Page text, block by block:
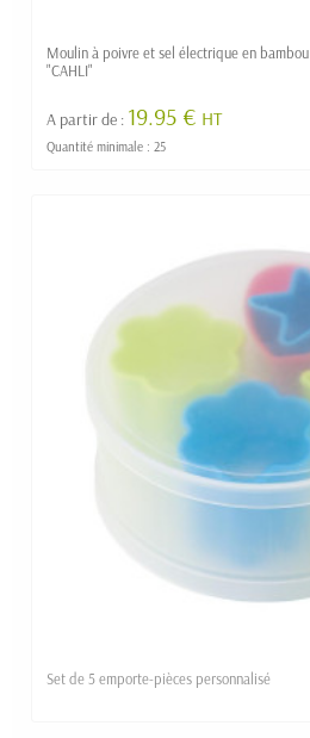
Moulin à poivre et sel électrique en
"CAHLI"
A partir de : 19.95 € HT
Quantité minimale : 25
Set de 5 emporte-pièces personnalisé